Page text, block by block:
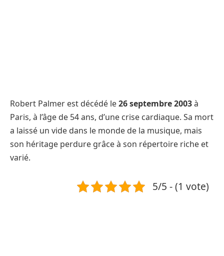
Robert Palmer est décédé le26 septembre 2003à
Paris, à l’âge de 54 ans, d’une crise cardiaque. Sa mort
a laissé un vide dans le monde de la musique, mais
son héritage perdure grâce à son répertoire riche et
varié.
5/5 - (1 vote)